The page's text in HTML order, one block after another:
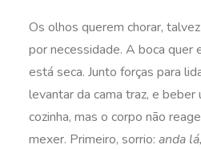
Os olhos querem chorar,
por necessidade. A boca quer
está seca. Junto forças para
levantar da cama traz, e beber
cozinha, mas o corpo não
mexer. Primeiro, sorrio: anda